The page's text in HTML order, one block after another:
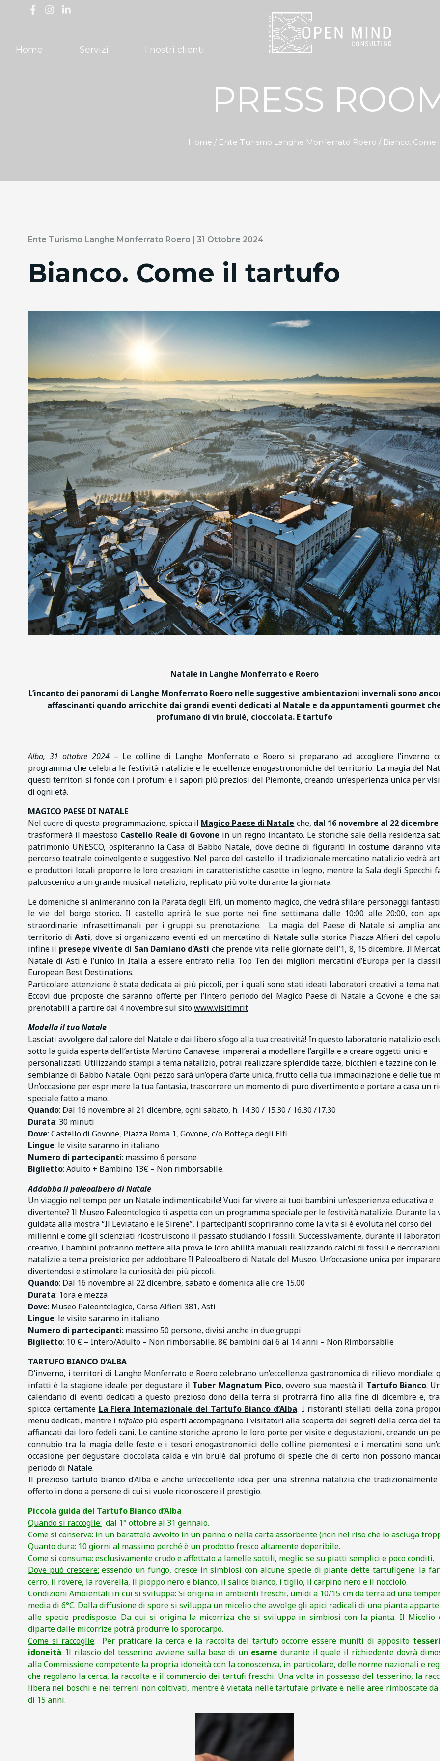
Home Servizi I nostri clienti
PRESS
Home / Ente Turismo Langhe Monferrato Roero / Bianco.
Ente Turismo Langhe Monferrato Roero | 31 Ottobre 2024
Bianco. Come il tartufo
Natale in Langhe Monferrato e Roero
L’incanto dei panorami di Langhe Monferrato Roero nelle suggestive ambientazioni invernali sono
affascinanti quando arricchite dai grandi eventi dedicati al Natale e da appuntamenti gourmet
profumano di vin brulè, cioccolata. E tartufo
Alba, 31 ottobre 2024– Le colline di Langhe Monferrato e Roero si preparano ad accogliere l’inverno
programma che celebra le festività natalizie e le eccellenze enogastronomiche del territorio. La magia del
questi territori si fonde con i profumi e i sapori più preziosi del Piemonte, creando un’esperienza unica per
di ogni età.
MAGICO PAESE DI NATALE
Nel cuore di questa programmazione, spicca il Magico Paese di Natale che, dal 16 novembre al 22 dicembre
trasformerà il maestoso Castello Reale di Govone in un regno incantato. Le storiche sale della residenza
patrimonio UNESCO, ospiteranno la Casa di Babbo Natale, dove decine di figuranti in costume daranno
percorso teatrale coinvolgente e suggestivo. Nel parco del castello, il tradizionale mercatino natalizio vedrà
e produttori locali proporre le loro creazioni in caratteristiche casette in legno, mentre la Sala degli Specchi
palcoscenico a un grande musical natalizio, replicato più volte durante la giornata.
Le domeniche si animeranno con la Parata degli Elfi, un momento magico, che vedrà sfilare personaggi
le vie del borgo storico. Il castello aprirà le sue porte nei fine settimana dalle 10:00 alle 20:00, con
straordinarie infrasettimanali per i gruppi su prenotazione. La magia del Paese di Natale si amplia
territorio diAsti, dove si organizzano eventi ed un mercatino di Natale sulla storica Piazza Alfieri del
infine il presepe vivente di San Damiano d’Asti che prende vita nelle giornate dell’1, 8, 15 dicembre. Il
Natale di Asti è l’unico in Italia a essere entrato nella Top Ten dei migliori mercatini d’Europa per la
European Best Destinations.
Particolare attenzione è stata dedicata ai più piccoli, per i quali sono stati ideati laboratori creativi a tema
Eccovi due proposte che saranno offerte per l’intero periodo del Magico Paese di Natale a Govone e che
prenotabili a partire dal 4 novembre sul sitowww.visitlmr.it
Modella il tuo Natale
Lasciati avvolgere dal calore del Natale e dai libero sfogo alla tua creatività! In questo laboratorio natalizio
sotto la guida esperta dell’artista Martino Canavese, imparerai a modellare l’argilla e a creare oggetti unici e
personalizzati. Utilizzando stampi a tema natalizio, potrai realizzare splendide tazze, bicchieri e tazzine con le
sembianze di Babbo Natale. Ogni pezzo sarà un’opera d’arte unica, frutto della tua immaginazione e delle tue
Un’occasione per esprimere la tua fantasia, trascorrere un momento di puro divertimento e portare a casa un
speciale fatto a mano.
Quando: Dal 16 novembre al 21 dicembre, ogni sabato, h. 14.30 / 15.30 / 16.30 /17.30
Durata: 30 minuti
Dove: Castello di Govone, Piazza Roma 1, Govone, c/o Bottega degli Elfi.
Lingue: le visite saranno in italiano
Numero di partecipanti: massimo 6 persone
Biglietto: Adulto + Bambino 13€ – Non rimborsabile.
Addobba il paleoalbero di Natale
Un viaggio nel tempo per un Natale indimenticabile! Vuoi far vivere ai tuoi bambini un’esperienza educativa e
divertente? Il Museo Paleontologico ti aspetta con un programma speciale per le festività natalizie. Durante la
guidata alla mostra “Il Leviatano e le Sirene”, i partecipanti scopriranno come la vita si è evoluta nel corso dei
millenni e come gli scienziati ricostruiscono il passato studiando i fossili. Successivamente, durante il
creativo, i bambini potranno mettere alla prova le loro abilità manuali realizzando calchi di fossili e decorazioni
natalizie a tema preistorico per addobbare Il Paleoalbero di Natale del Museo. Un’occasione unica per imparare
divertendosi e stimolare la curiosità dei più piccoli.
Quando: Dal 16 novembre al 22 dicembre, sabato e domenica alle ore 15.00
Durata: 1ora e mezza
Dove: Museo Paleontologico, Corso Alfieri 381, Asti
Lingue: le visite saranno in italiano
Numero di partecipanti: massimo 50 persone, divisi anche in due gruppi
Biglietto: 10 € – Intero/Adulto – Non rimborsabile. 8€ bambini dai 6 ai 14 anni – Non Rimborsabile
TARTUFO BIANCO D’ALBA
D’inverno, i territori di Langhe Monferrato e Roero celebrano un’eccellenza gastronomica di rilievo mondiale:
infatti è la stagione ideale per degustare il Tuber Magnatum Pico, ovvero sua maestà il Tartufo Bianco.
calendario di eventi dedicati a questo prezioso dono della terra si protrarrà fino alla fine di dicembre e,
spicca certamente La Fiera Internazionale del Tartufo Bianco d’Alba. I ristoranti stellati della zona
menu dedicati, mentre i trifolaopiù esperti accompagnano i visitatori alla scoperta dei segreti della cerca del
affiancati dai loro fedeli cani. Le cantine storiche aprono le loro porte per visite e degustazioni, creando un
connubio tra la magia delle feste e i tesori enogastronomici delle colline piemontesi e i mercatini sono
occasione per degustare cioccolata calda e vin brulè dal profumo di spezie che di certo non possono
periodo di Natale.
Il prezioso tartufo bianco d’Alba è anche un’eccellente idea per una strenna natalizia che
offerto in dono a persone di cui si vuole riconoscere il prestigio.
Piccola guida del Tartufo Bianco d’Alba
Quando si raccoglie: dal 1° ottobre al 31 gennaio.
Come si conserva: in un barattolo avvolto in un panno o nella carta assorbente (non nel riso che lo asciuga
Quanto dura: 10 giorni al massimo perché è un prodotto fresco altamente deperibile.
Come si consuma: esclusivamente crudo e affettato a lamelle sottili, meglio se su piatti semplici e poco conditi.
Dove può crescere: essendo un fungo, cresce in simbiosi con alcune specie di piante dette tartufigene: la
cerro, il rovere, la roverella, il pioppo nero e bianco, il salice bianco, i tiglio, il carpino nero e il nocciolo.
Condizioni Ambientali in cui si sviluppa: Si origina in ambienti freschi, umidi a 10/15 cm da terra ad una
media di 6°C. Dalla diffusione di spore si sviluppa un micelio che avvolge gli apici radicali di una pianta
alle specie predisposte. Da qui si origina la micorriza che si sviluppa in simbiosi con la pianta. Il Micelio
diparte dalle micorrize potrà produrre lo sporocarpo.
Come si raccoglie: Per praticare la cerca e la raccolta del tartufo occorre essere muniti di apposito
idoneità. Il rilascio del tesserino avviene sulla base di un esame durante il quale il richiedente dovrà
alla Commissione competente la propria idoneità con la conoscenza, in particolare, delle norme nazionali e
che regolano la cerca, la raccolta e il commercio dei tartufi freschi. Una volta in possesso del tesserino, la
libera nei boschi e nei terreni non coltivati, mentre è vietata nelle tartufaie private e nelle aree rimboscate da
di 15 anni.